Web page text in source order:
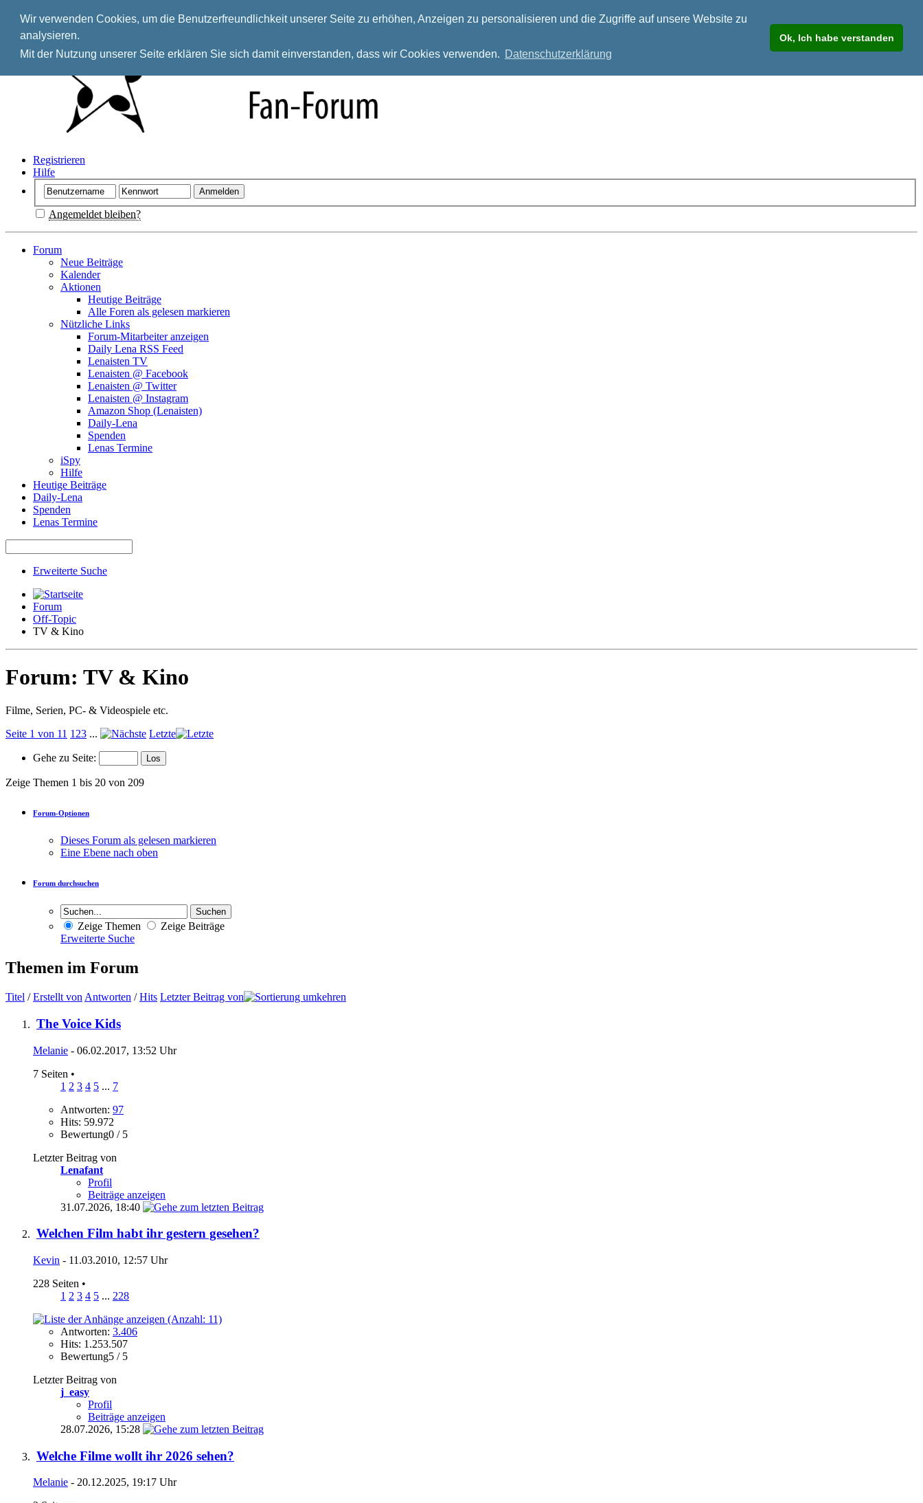
Wir verwenden Cookies, um die Benutzerfreundlichkeit unserer Seite zu erhöhen, Anzeigen zu personalisieren und die Zugriffe auf unsere Website zu
analysieren.
Mit der Nutzung unserer Seite erklären Sie sich damit einverstanden, dass wir Cookies verwenden. Datenschutzerklärung
Ok, Ich habe verstanden
Registrieren
Hilfe
Angemeldet bleiben?
Forum
Neue Beiträge
Kalender
Aktionen
Heutige Beiträge
Alle Foren als gelesen markieren
Nützliche Links
Forum-Mitarbeiter anzeigen
Daily Lena RSS Feed
Lenaisten TV
Lenaisten @ Facebook
Lenaisten @ Twitter
Lenaisten @ Instagram
Amazon Shop (Lenaisten)
Daily-Lena
Spenden
Lenas Termine
iSpy
Hilfe
Heutige Beiträge
Daily-Lena
Spenden
Lenas Termine
Erweiterte Suche
Forum
Off-Topic
TV & Kino
Forum: TV & Kino
Filme, Serien, PC- & Videospiele etc.
Seite 1 von 11 123 ... Letzte
Gehe zu Seite:
Zeige Themen 1 bis 20 von 209
Forum-Optionen
Dieses Forum als gelesen markieren
Eine Ebene nach oben
Forum durchsuchen
Zeige Themen
Zeige Beiträge
Erweiterte Suche
Themen im Forum
Titel /Erstellt von Antworten /Hits Letzter Beitrag von
The Voice Kids
Melanie - 06.02.2017, 13:52 Uhr
7 Seiten •
1 2 3 4 5 ... 7
Antworten: 97
Hits: 59.972
Bewertung0 / 5
Letzter Beitrag von
Lenafant
Profil
Beiträge anzeigen
31.07.2026, 18:40
Welchen Film habt ihr gestern gesehen?
Kevin - 11.03.2010, 12:57 Uhr
228 Seiten •
1 2 3 4 5 ... 228
Antworten: 3.406
Hits: 1.253.507
Bewertung5 / 5
Letzter Beitrag von
j_easy
Profil
Beiträge anzeigen
28.07.2026, 15:28
Welche Filme wollt ihr 2026 sehen?
Melanie - 20.12.2025, 19:17 Uhr